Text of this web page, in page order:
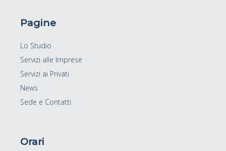
Pagine
Lo Studio
Servizi alle Imprese
Servizi ai Privati
News
Sede e Contatti
Orari